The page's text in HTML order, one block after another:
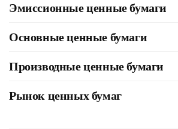
Эмиссионные ценные бумаги
Основные ценные бумаги
Производные ценные бумаги
Рынок ценных бумаг